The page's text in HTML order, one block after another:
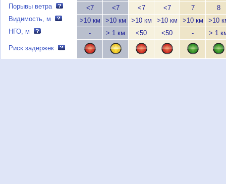
Порывы ветра
Видимость, м
НГО, м
Риск задержек
<7
>10 км
-
<7
>10 км
> 1 км
<7
>10 км
<50
<7
>10 км
<50
7
>10 км
-
8
>10
> 1